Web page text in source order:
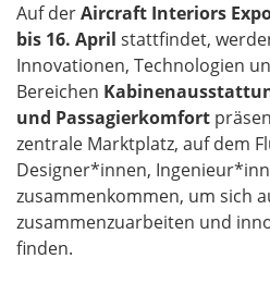
Auf derAircraft Interiors
bis 16. April stattfindet,
Innovationen, Technologien
Bereichen
und Passagierkomfort
zentrale Marktplatz, auf dem
Designer*innen,
zusammenkommen, um sich
zusammenzuarbeiten und
finden.